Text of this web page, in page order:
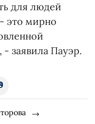
для людей
это мирно
заявила Пауэр.